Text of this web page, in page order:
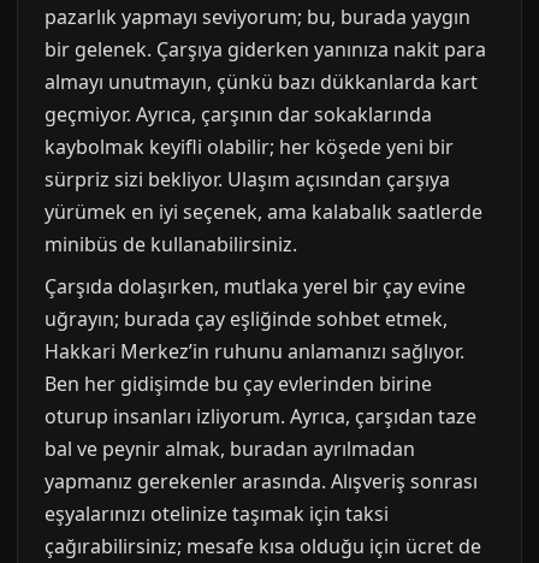
pazarlık yapmayı seviyorum; bu, burada yaygın
bir gelenek. Çarşıya giderken yanınıza nakit para
almayı unutmayın, çünkü bazı dükkanlarda kart
geçmiyor. Ayrıca, çarşının dar sokaklarında
kaybolmak keyifli olabilir; her köşede yeni bir
sürpriz sizi bekliyor. Ulaşım açısından çarşıya
yürümek en iyi seçenek, ama kalabalık saatlerde
minibüs de kullanabilirsiniz.
Çarşıda dolaşırken, mutlaka yerel bir çay evine
uğrayın; burada çay eşliğinde sohbet etmek,
Hakkari Merkez’in ruhunu anlamanızı sağlıyor.
Ben her gidişimde bu çay evlerinden birine
oturup insanları izliyorum. Ayrıca, çarşıdan taze
bal ve peynir almak, buradan ayrılmadan
yapmanız gerekenler arasında. Alışveriş sonrası
eşyalarınızı otelinize taşımak için taksi
çağırabilirsiniz; mesafe kısa olduğu için ücret de